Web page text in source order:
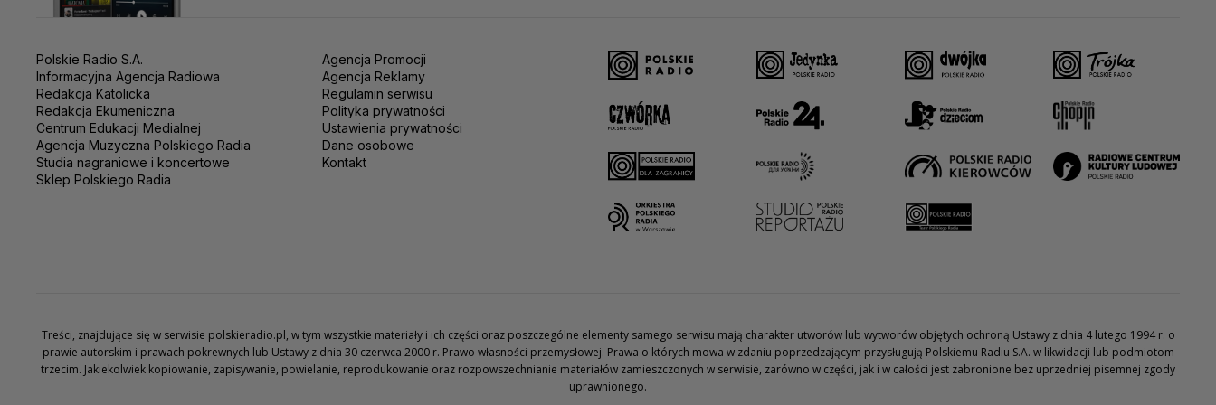
Polskie Radio S.A.
Informacyjna Agencja Radiowa
Redakcja Katolicka
Redakcja Ekumeniczna
Centrum Edukacji Medialnej
Agencja Muzyczna Polskiego Radia
Studia nagraniowe i koncertowe
Sklep Polskiego Radia
Agencja Promocji
Agencja Reklamy
Regulamin serwisu
Polityka prywatności
Ustawienia prywatności
Dane osobowe
Kontakt
Treści, znajdujące się w serwisie polskieradio.pl, w tym wszystkie materiały i ich części oraz poszczególne elementy samego serwisu mają charakter utworów lub wytworów objętych ochroną Ustawy z dnia 4 lutego 1994 r. o
prawie autorskim i prawach pokrewnych lub Ustawy z dnia 30 czerwca 2000 r. Prawo własności przemysłowej. Prawa o których mowa w zdaniu poprzedzającym przysługują Polskiemu Radiu S.A. w likwidacji lub podmiotom
trzecim. Jakiekolwiek kopiowanie, zapisywanie, powielanie, reprodukowanie oraz rozpowszechnianie materiałów zamieszczonych w serwisie, zarówno w części, jak i w całości jest zabronione bez uprzedniej pisemnej zgody
uprawnionego.